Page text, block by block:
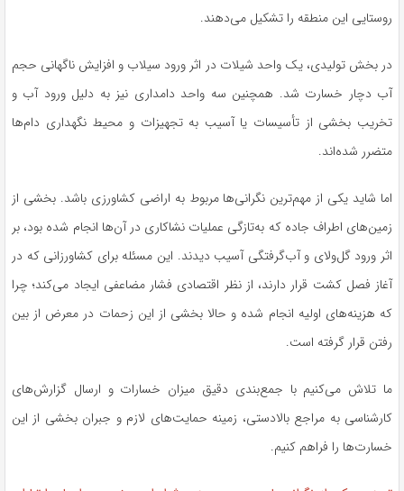
روستایی این منطقه را تشکیل می‌دهند.
در بخش تولیدی، یک واحد شیلات در اثر ورود سیلاب و افزایش ناگهانی حجم
آب دچار خسارت شد. همچنین سه واحد دامداری نیز به دلیل ورود آب و
تخریب بخشی از تأسیسات یا آسیب به تجهیزات و محیط نگهداری دام‌ها
متضرر شده‌اند.
اما شاید یکی از مهم‌ترین نگرانی‌ها مربوط به اراضی کشاورزی باشد. بخشی از
زمین‌های اطراف جاده که به‌تازگی عملیات نشاکاری در آن‌ها انجام شده بود، بر
اثر ورود گل‌ولای و آب‌گرفتگی آسیب دیدند. این مسئله برای کشاورزانی که در
آغاز فصل کشت قرار دارند، از نظر اقتصادی فشار مضاعفی ایجاد می‌کند؛ چرا
که هزینه‌های اولیه انجام شده و حالا بخشی از این زحمات در معرض از بین
رفتن قرار گرفته است.
ما تلاش می‌کنیم با جمع‌بندی دقیق میزان خسارات و ارسال گزارش‌های
کارشناسی به مراجع بالادستی، زمینه حمایت‌های لازم و جبران بخشی از این
خسارت‌ها را فراهم کنیم.